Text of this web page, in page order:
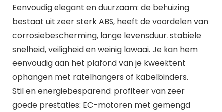
Eenvoudig elegant en duurzaam: de behuizing
bestaat uit zeer sterk ABS, heeft de voordelen van
corrosiebescherming, lange levensduur, stabiele
snelheid, veiligheid en weinig lawaai. Je kan hem
eenvoudig aan het plafond van je kweektent
ophangen met ratelhangers of kabelbinders.
Stil en energiebesparend: profiteer van zeer
goede prestaties: EC-motoren met gemengd